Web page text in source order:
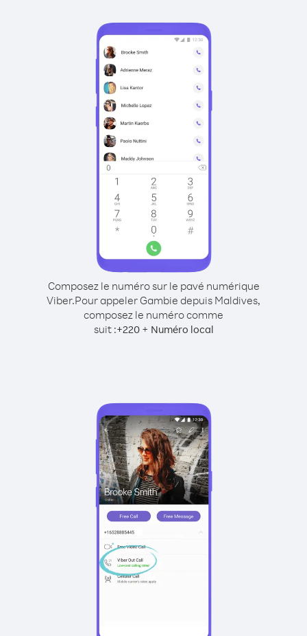
Composez le numéro sur le pavé numérique
Viber.Pour appeler Gambie depuis Maldives,
composez le numéro comme
suit :+220+ Numéro local